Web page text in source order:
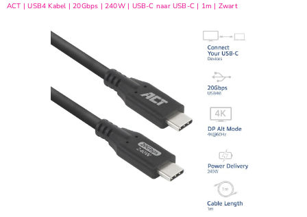
Managed VPS
ACT | USB4 Kabel | 20Gbps | 240W | USB-C naar USB-C | 1m | Zwart